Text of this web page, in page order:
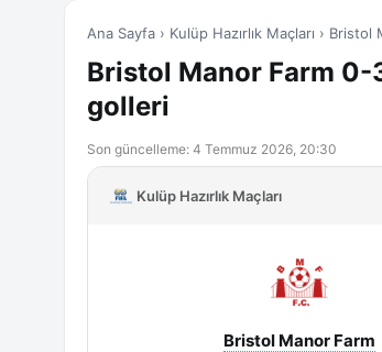
Ana Sayfa › Kulüp Hazırlık Maçları › Bristol
Bristol Manor Farm
golleri
Son güncelleme: 4 Temmuz 2026, 20:30
Kulüp Hazırlık Maçları
Bristol Manor Farm